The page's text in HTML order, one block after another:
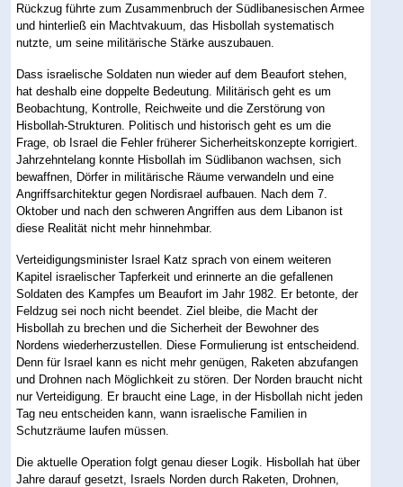
Rückzug führte zum Zusammenbruch der Südlibanesischen Armee
und hinterließ ein Machtvakuum, das Hisbollah systematisch
nutzte, um seine militärische Stärke auszubauen.
Dass israelische Soldaten nun wieder auf dem Beaufort stehen,
hat deshalb eine doppelte Bedeutung. Militärisch geht es um
Beobachtung, Kontrolle, Reichweite und die Zerstörung von
Hisbollah-Strukturen. Politisch und historisch geht es um die
Frage, ob Israel die Fehler früherer Sicherheitskonzepte korrigiert.
Jahrzehntelang konnte Hisbollah im Südlibanon wachsen, sich
bewaffnen, Dörfer in militärische Räume verwandeln und eine
Angriffsarchitektur gegen Nordisrael aufbauen. Nach dem 7.
Oktober und nach den schweren Angriffen aus dem Libanon ist
diese Realität nicht mehr hinnehmbar.
Verteidigungsminister Israel Katz sprach von einem weiteren
Kapitel israelischer Tapferkeit und erinnerte an die gefallenen
Soldaten des Kampfes um Beaufort im Jahr 1982. Er betonte, der
Feldzug sei noch nicht beendet. Ziel bleibe, die Macht der
Hisbollah zu brechen und die Sicherheit der Bewohner des
Nordens wiederherzustellen. Diese Formulierung ist entscheidend.
Denn für Israel kann es nicht mehr genügen, Raketen abzufangen
und Drohnen nach Möglichkeit zu stören. Der Norden braucht nicht
nur Verteidigung. Er braucht eine Lage, in der Hisbollah nicht jeden
Tag neu entscheiden kann, wann israelische Familien in
Schutzräume laufen müssen.
Die aktuelle Operation folgt genau dieser Logik. Hisbollah hat über
Jahre darauf gesetzt, Israels Norden durch Raketen, Drohnen,